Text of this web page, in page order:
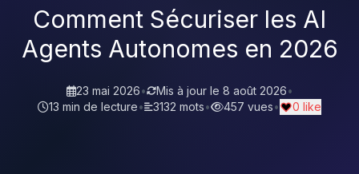
Comment Sécuriser les AI
Agents Autonomes en 2026
23 mai 2026• Mis à jour le 8 août 2026•
13 min de lecture• 3132 mots• 457 vues• 0 like